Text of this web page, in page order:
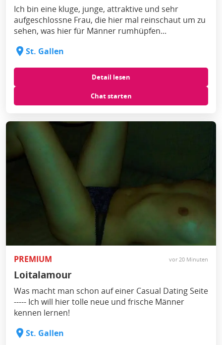
Ich bin eine kluge, junge, attraktive und sehr
aufgeschlossne Frau, die hier mal reinschaut um zu
sehen, was hier für Männer rumhüpfen...
St. Gallen
Detail lesen
Chat starten
PREMIUM vor 20 Minuten
Loitalamour
Was macht man schon auf einer Casual Dating Seite
----- Ich will hier tolle neue und frische Männer
kennen lernen!
St. Gallen